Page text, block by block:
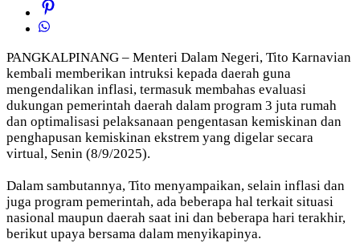
PANGKALPINANG – Menteri Dalam Negeri, Tito Karnavian
kembali memberikan intruksi kepada daerah guna
mengendalikan inflasi, termasuk membahas evaluasi
dukungan pemerintah daerah dalam program 3 juta rumah
dan optimalisasi pelaksanaan pengentasan kemiskinan dan
penghapusan kemiskinan ekstrem yang digelar secara
virtual, Senin (8/9/2025).
Dalam sambutannya, Tito menyampaikan, selain inflasi dan
juga program pemerintah, ada beberapa hal terkait situasi
nasional maupun daerah saat ini dan beberapa hari terakhir,
berikut upaya bersama dalam menyikapinya.